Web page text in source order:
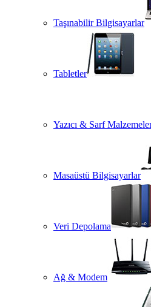
Taşınabilir Bilgisayarlar
Tabletler
Yazıcı & Sarf
Masaüstü Bilgisayarlar
Veri Depolama
Ağ & Modem